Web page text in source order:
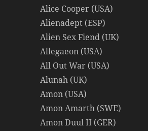
Alice Cooper (USA)
Alienadept (ESP)
Alien Sex Fiend (UK)
Allegaeon (USA)
All Out War (USA)
Alunah (UK)
Amon (USA)
Amon Amarth (SWE)
Amon Duul II (GER)